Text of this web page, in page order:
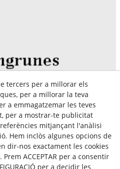
tercers per a millorar els
per a millorar la teva
a emmagatzemar les teves
per a mostrar-te publicitat
mitjançant l'anàlisi
Hem inclòs algunes opcions de
dir-nos exactament les cookies
ACCEPTAR per a consentir
per a decidir les